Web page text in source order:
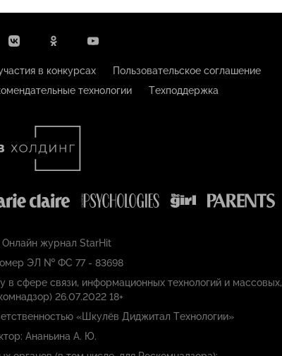
в конкурсах
Пользовательское соглашение
технологии Техподдержка
Онлайн журнал StarHit
ЭЛ № ФС 77 - 83698
сфере связи, информационных технологий и массовых,
26.07.2022 18+
«Шкулёв Диджитал Технологии»
Ананьина А. Ю.